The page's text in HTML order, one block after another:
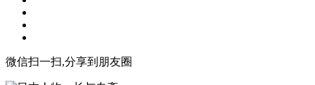
微信扫一扫,分享到朋友圈